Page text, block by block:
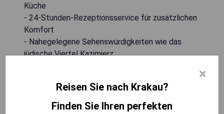
Küche
- 24-Stunden-Rezeptionsservice für zusätzlichen
Komfort
- Nahegelegene Sehenswürdigkeiten wie das
jüdische Viertel Kazimierz
VERFÜGBARKEIT PRÜFEN ×
Reisen Sie nach Krakau?
Finden Sie Ihren perfekten